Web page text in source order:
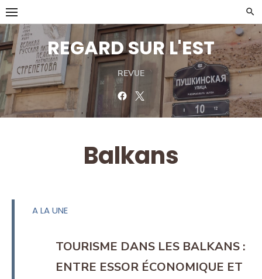
Skip
to
content
REGARD SUR L'EST
REVUE
FacebookTwitter
Balkans
A LA UNE
TOURISME DANS LES BALKANS :
ENTRE ESSOR ÉCONOMIQUE ET